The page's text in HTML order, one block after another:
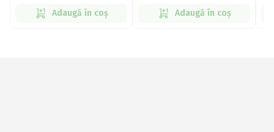
Adaugă în coș Adaugă în coș